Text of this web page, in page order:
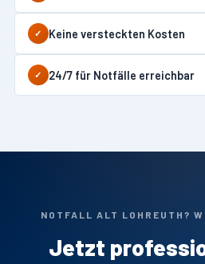
✓ Keine versteckten Kosten
✓ 24/7 für Notfälle erreichbar
NOTFALL ALT LOHREUTH?
Jetzt